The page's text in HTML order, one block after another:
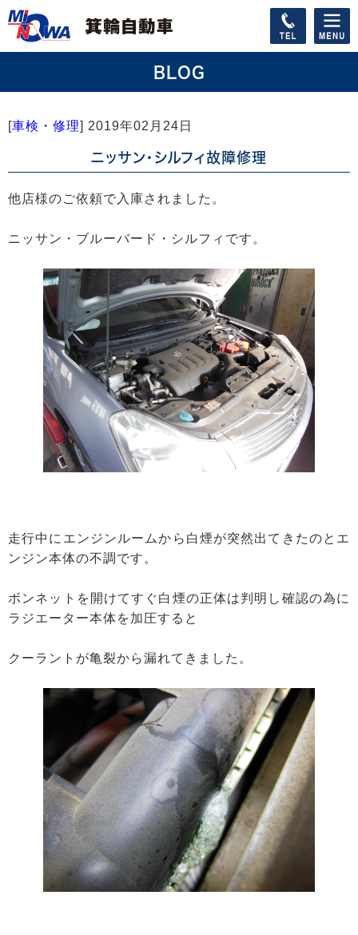
BLOG
[車検・修理] 2019年02月24日
ニッサン・シルフィ故障修理
他店様のご依頼で入庫されました。
ニッサン・ブルーバード・シルフィです。
走行中にエンジンルームから白煙が突然出てきたのとエ
ンジン本体の不調です。
ボンネットを開けてすぐ白煙の正体は判明し確認の為に
ラジエーター本体を加圧すると
クーラントが亀裂から漏れてきました。